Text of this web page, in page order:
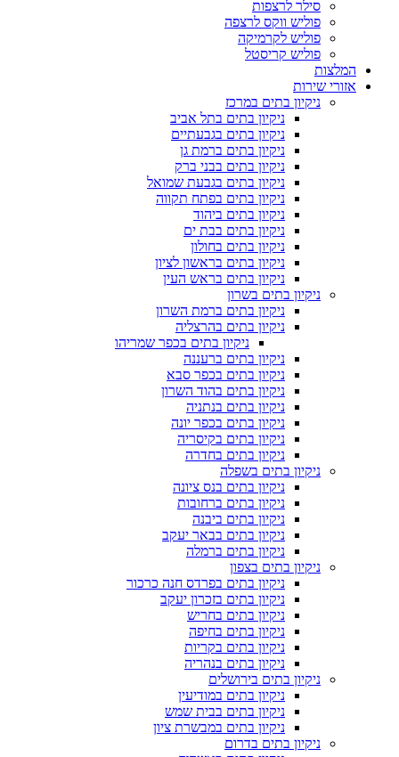
סילר לרצפות
פוליש ווקס לרצפה
פוליש לקרמיקה
פוליש קריסטל
המלצות
אזורי שירות
ניקיון בתים במרכז
ניקיון בתים בתל אביב
ניקיון בתים בגבעתיים
ניקיון בתים ברמת גן
ניקיון בתים בבני ברק
ניקיון בתים בגבעת שמואל
ניקיון בתים בפתח תקווה
ניקיון בתים ביהוד
ניקיון בתים בבת ים
ניקיון בתים בחולון
ניקיון בתים בראשון לציון
ניקיון בתים בראש העין
ניקיון בתים בשרון
ניקיון בתים ברמת השרון
ניקיון בתים בהרצליה
ניקיון בתים בכפר שמריהו
ניקיון בתים ברעננה
ניקיון בתים בכפר סבא
ניקיון בתים בהוד השרון
ניקיון בתים בנתניה
ניקיון בתים בכפר יונה
ניקיון בתים בקיסריה
ניקיון בתים בחדרה
ניקיון בתים בשפלה
ניקיון בתים בנס ציונה
ניקיון בתים ברחובות
ניקיון בתים ביבנה
ניקיון בתים בבאר יעקב
ניקיון בתים ברמלה
ניקיון בתים בצפון
ניקיון בתים בפרדס חנה כרכור
ניקיון בתים בזכרון יעקב
ניקיון בתים בחריש
ניקיון בתים בחיפה
ניקיון בתים בקריות
ניקיון בתים בנהריה
ניקיון בתים בירושלים
ניקיון בתים במודיעין
ניקיון בתים בבית שמש
ניקיון בתים במבשרת ציון
ניקיון בתים בדרום